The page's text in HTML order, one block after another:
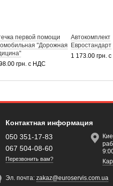
первой помощи
"Дорожная
грн. с НДС
Автокомплект
Евростандарт
1 173.00 грн.
Контактная информация
050 351-17-83
067 504-08-60
Перезвонить вам?
Эл. почта:zakaz@euroservis.com.ua